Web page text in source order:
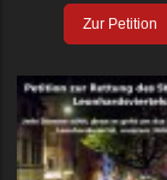
Zur Petition